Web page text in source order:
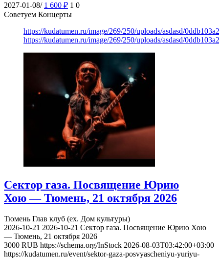
2027-01-08/ 1 600 ₽ 1 0
Советуем Концерты
https://kudatumen.ru/image/269/250/uploads/asdasd/
https://kudatumen.ru/image/269/250/uploads/asdasd/
Сектор газа. Посвящение Юрию
Хою — Тюмень, 21 октября 2026
Тюмень Глав клуб (ex. Дом культуры)
2026-10-21 2026-10-21 Сектор газа. Посвящение Юрию Хою
— Тюмень, 21 октября 2026
3000 RUB https://schema.org/InStock 2026-08-03T03:42:00+03:00
https://kudatumen.ru/event/sektor-gaza-posvyascheniyu-yuriyu-